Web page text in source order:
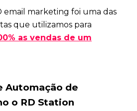
email marketing foi uma das
que utilizamos para
as vendas de um
Automação de
o RD Station